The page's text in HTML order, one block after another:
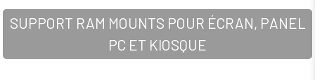
SUPPORT RAM MOUNTS POUR ÉCRAN, PANEL
PC ET KIOSQUE